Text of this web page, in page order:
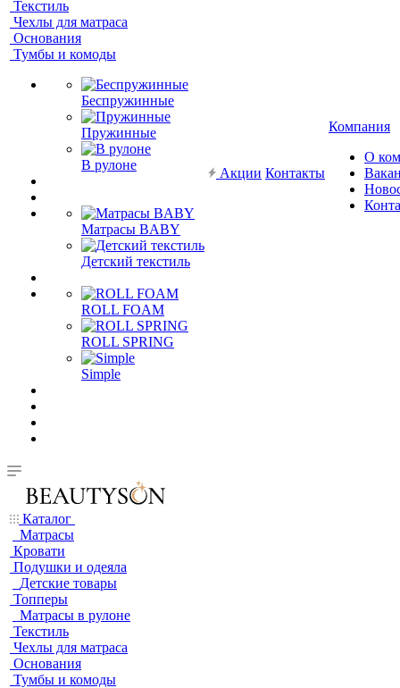
Текстиль
Чехлы для матраса
Основания
Тумбы и комоды
Беспружинные
Пружинные
В рулоне
Матрасы BABY
Детский текстиль
ROLL FOAM
ROLL SPRING
Simple
Акции Контакты
Компания
О
Каталог
Матрасы
Кровати
Подушки и одеяла
Детские товары
Топперы
Матрасы в рулоне
Текстиль
Чехлы для матраса
Основания
Тумбы и комоды